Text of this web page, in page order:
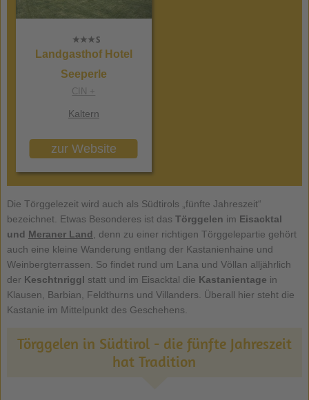
Landgasthof Hotel
Seeperle
CIN +
Kaltern
zur Website
Die Törggelezeit wird auch als Südtirols „fünfte Jahreszeit“
bezeichnet. Etwas Besonderes ist das Törggelen im Eisacktal
und Meraner Land , denn zu einer richtigen Törggelepartie gehört
auch eine kleine Wanderung entlang der Kastanienhaine und
Weinbergterrassen. So findet rund um Lana und Völlan alljährlich
der Keschtnriggl statt und im Eisacktal die Kastanientage in
Klausen, Barbian, Feldthurns und Villanders. Überall hier steht die
Kastanie im Mittelpunkt des Geschehens.
Törggelen in Südtirol - die fünfte Jahreszeit
hat Tradition